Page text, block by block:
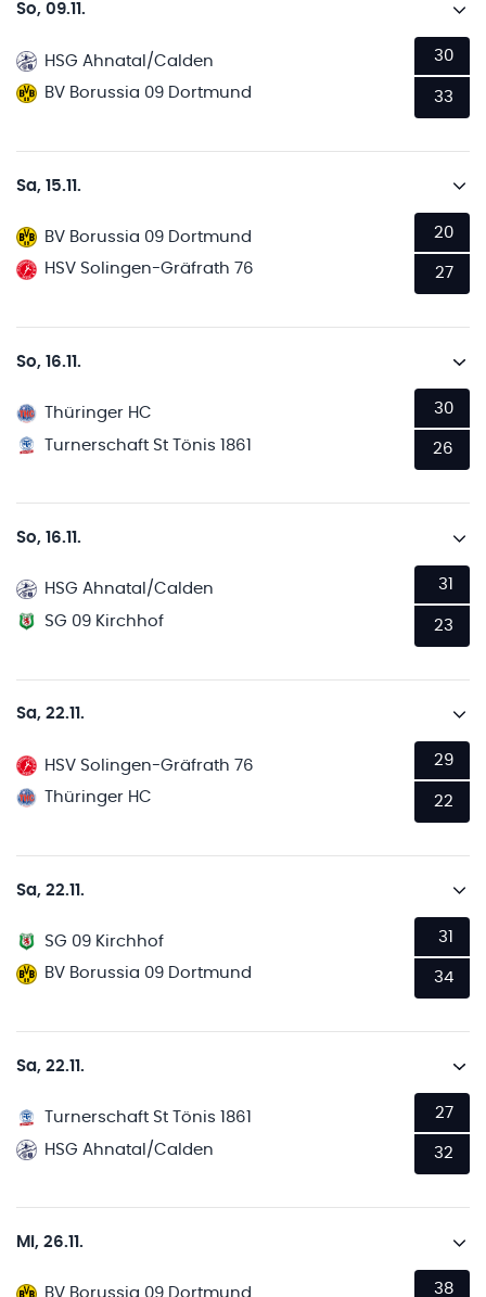
So, 09.11.
HSG Ahnatal/Calden
BV Borussia 09 Dortmund
30
33
Sa, 15.11.
BV Borussia 09 Dortmund
HSV Solingen-Gräfrath 76
20
27
So, 16.11.
Thüringer HC
Turnerschaft St Tönis 1861
30
26
So, 16.11.
HSG Ahnatal/Calden
SG 09 Kirchhof
31
23
Sa, 22.11.
HSV Solingen-Gräfrath 76
Thüringer HC
29
22
Sa, 22.11.
SG 09 Kirchhof
BV Borussia 09 Dortmund
31
34
Sa, 22.11.
Turnerschaft St Tönis 1861
HSG Ahnatal/Calden
27
32
Mi, 26.11.
BV Borussia 09 Dortmund
38